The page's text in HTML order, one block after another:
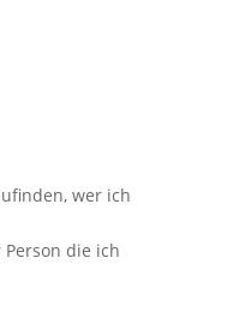
wer ich
die ich